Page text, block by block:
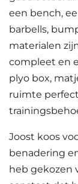
een bench,
barbells,
materialen
compleet en
plyo box,
ruimte
Joost koos
benadering
heb gekozen